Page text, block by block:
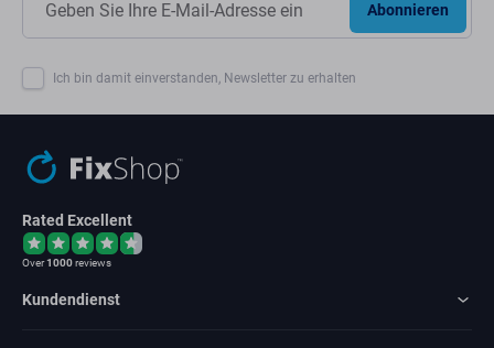
Abonnieren
Ich bin damit einverstanden, Newsletter zu erhalten
Rated Excellent
Over1000reviews
Kundendienst